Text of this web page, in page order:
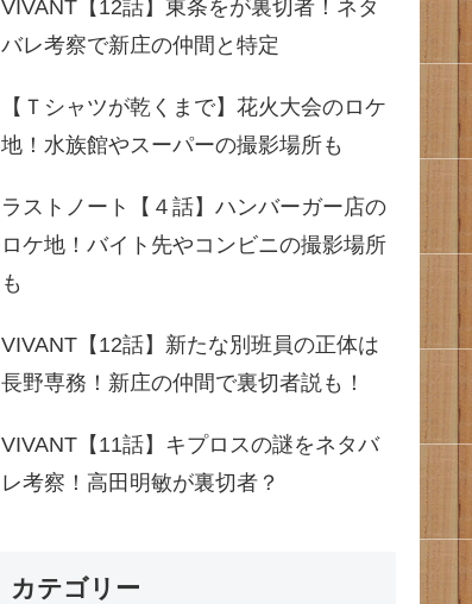
VIVANT【12話】東条をが裏切者！ネタ
バレ考察で新庄の仲間と特定
【Ｔシャツが乾くまで】花火大会のロケ
地！水族館やスーパーの撮影場所も
ラストノート【４話】ハンバーガー店の
ロケ地！バイト先やコンビニの撮影場所
も
VIVANT【12話】新たな別班員の正体は
長野専務！新庄の仲間で裏切者説も！
VIVANT【11話】キプロスの謎をネタバ
レ考察！高田明敏が裏切者？
カテゴリー